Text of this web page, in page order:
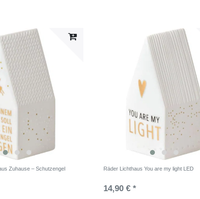
Zuhause – Schutzengel
Räder Lichthaus You are my light LED
14,90 € *